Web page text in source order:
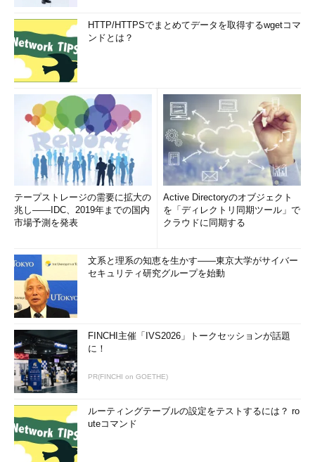
HTTP/HTTPSでまとめてデータを取得するwgetコマ
ンドとは？
テープストレージの需要に拡大の
兆し――IDC、2019年までの国内
市場予測を発表
Active Directoryのオブジェクト
を「ディレクトリ同期ツール」で
クラウドに同期する
文系と理系の知恵を生かす――東京大学がサイバー
セキュリティ研究グループを始動
FINCHI主催「IVS2026」トークセッションが話題
に！
PR(FINCHI on GOETHE)
ルーティングテーブルの設定をテストするには？ ro
uteコマンド